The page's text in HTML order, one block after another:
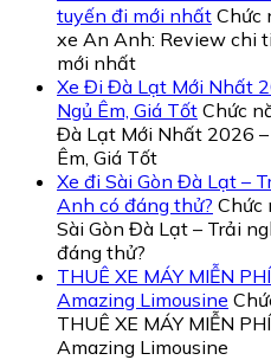
tuyến đi mới nhất Chức
xe An Anh: Review chi
mới nhất
Xe Đi Đà Lạt Mới Nhất
Ngủ Êm, Giá Tốt Chức
Đà Lạt Mới Nhất 2026 –
Êm, Giá Tốt
Xe đi Sài Gòn Đà Lạt –
Anh có đáng thử? Chức
Sài Gòn Đà Lạt – Trải
đáng thử?
THUÊ XE MÁY MIỄN
Amazing Limousine
THUÊ XE MÁY MIỄN
Amazing Limousine